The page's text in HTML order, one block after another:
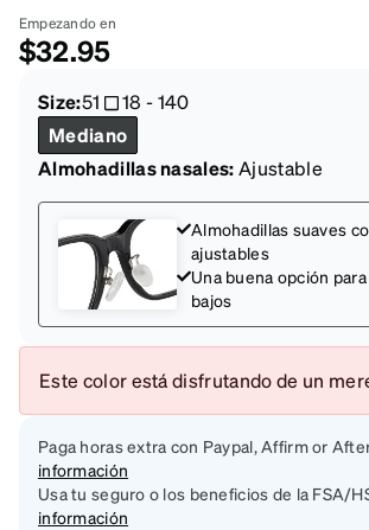
Empezando en
$32.95
Size:51 18 -140
Mediano
Almohadillas nasales:Ajustable
Almohadillas suaves
ajustables
Una buena opción
bajos
Este color está disfrutando de un
Paga horas extra con Paypal, Affirm or
información
Usa tu seguro o los beneficios de la FSA/
información